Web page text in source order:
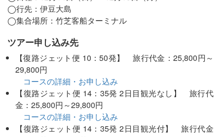
◯行先：伊豆大島
◯集合場所：竹芝客船ターミナル
ツアー申し込み先
【復路ジェット便 10：50発】 旅行代金：25,800円～
29,800円
コースの詳細・お申し込み
【復路ジェット便 14：35発 2日目観光なし】 旅行代
金：25,800円～29,800円
コースの詳細・お申し込み
【復路ジェット便 14：35発 2日目観光付】 旅行代金